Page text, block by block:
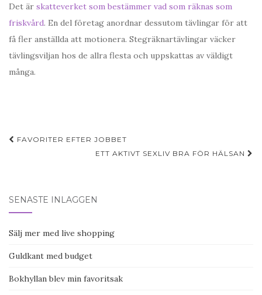
Det är skatteverket som bestämmer vad som räknas som
friskvård. En del företag anordnar dessutom tävlingar för att
få fler anställda att motionera. Stegräknartävlingar väcker
tävlingsviljan hos de allra flesta och uppskattas av väldigt
många.
Post
FAVORITER EFTER JOBBET
ETT AKTIVT SEXLIV BRA FÖR HÄLSAN
SENASTE INLÄGGEN
Sälj mer med live shopping
Guldkant med budget
Bokhyllan blev min favoritsak